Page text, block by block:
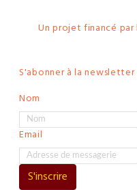
Un projet financé
S'abonner à la newsletter
Nom
Email
S'inscrire